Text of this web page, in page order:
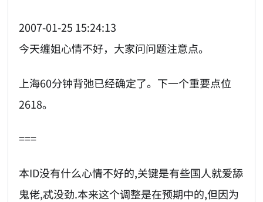
2007-01-25 15:24:13
今天缠姐心情不好，大家问问题注意点。
上海60分钟背弛已经确定了。下一个重要点位
2618。
===
本ID没有什么心情不好的,关键是有些国人就爱舔
鬼佬,忒没劲.本来这个调整是在预期中的,但因为